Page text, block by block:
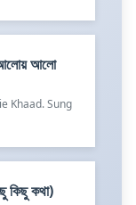
আলো
Khaad. Sung
কথা)